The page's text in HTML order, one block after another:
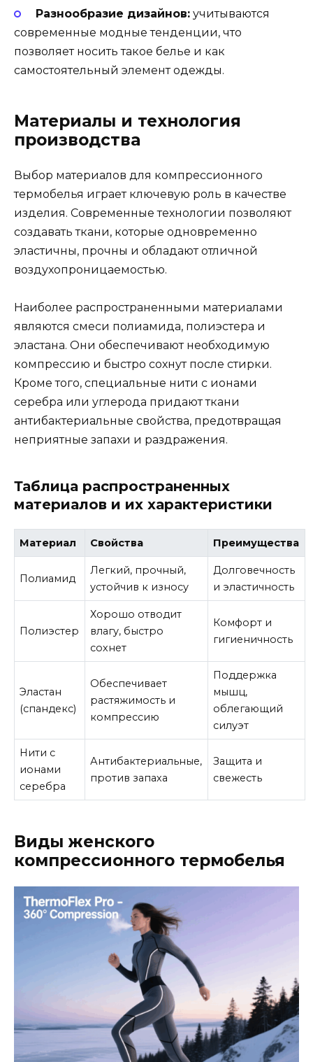
Разнообразие дизайнов:учитываются
современные модные тенденции, что
позволяет носить такое белье и как
самостоятельный элемент одежды.
Материалы и технология
производства
Выбор материалов для компрессионного
термобелья играет ключевую роль в качестве
изделия. Современные технологии позволяют
создавать ткани, которые одновременно
эластичны, прочны и обладают отличной
воздухопроницаемостью.
Наиболее распространенными материалами
являются смеси полиамида, полиэстера и
эластана. Они обеспечивают необходимую
компрессию и быстро сохнут после стирки.
Кроме того, специальные нити с ионами
серебра или углерода придают ткани
антибактериальные свойства, предотвращая
неприятные запахи и раздражения.
Таблица распространенных
материалов и их характеристики
Материал Свойства Преимущества
Полиамид
Легкий, прочный,
устойчив к износу
Долговечность
и эластичность
Полиэстер
Хорошо отводит
влагу, быстро
сохнет
Комфорт и
гигиеничность
Эластан
(спандекс)
Обеспечивает
растяжимость и
компрессию
Поддержка
мышц,
облегающий
силуэт
Нити с
ионами
серебра
Антибактериальные,
против запаха
Защита и
свежесть
Виды женского
компрессионного термобелья